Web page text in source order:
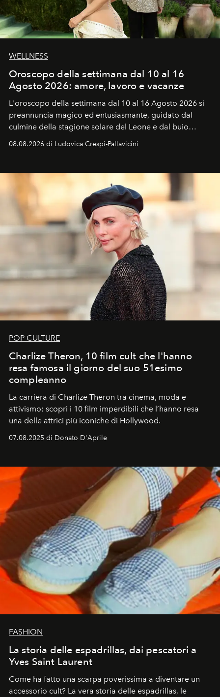
WELLNESS
Oroscopo della settimana dal 10 al 16
Agosto 2026: amore, lavoro e vacanze
L'oroscopo della settimana dal 10 al 16 Agosto 2026 si
preannuncia magico ed entusiasmante, guidato dal
culmine della stagione solare del Leone e dal buio
ideale per la notte delle Perseidi.
08.08.2026 di Ludovica Crespi-Pallavicini
POP CULTURE
Charlize Theron, 10 film cult che l'hanno
resa famosa il giorno del suo 51esimo
compleanno
La carriera di Charlize Theron tra cinema, moda e
attivismo: scopri i 10 film imperdibili che l’hanno resa
una delle attrici più iconiche di Hollywood.
07.08.2025 di Donato D'Aprile
FASHION
La storia delle espadrillas, dai pescatori a
Yves Saint Laurent
Come ha fatto una scarpa poverissima a diventare un
accessorio cult? La vera storia delle espadrillas, le